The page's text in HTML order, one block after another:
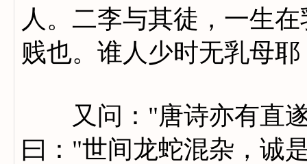
人。二李与其徒，一生
贱也。谁人少时无乳母
又问："唐诗亦有直遂
曰："世间龙蛇混杂，诚